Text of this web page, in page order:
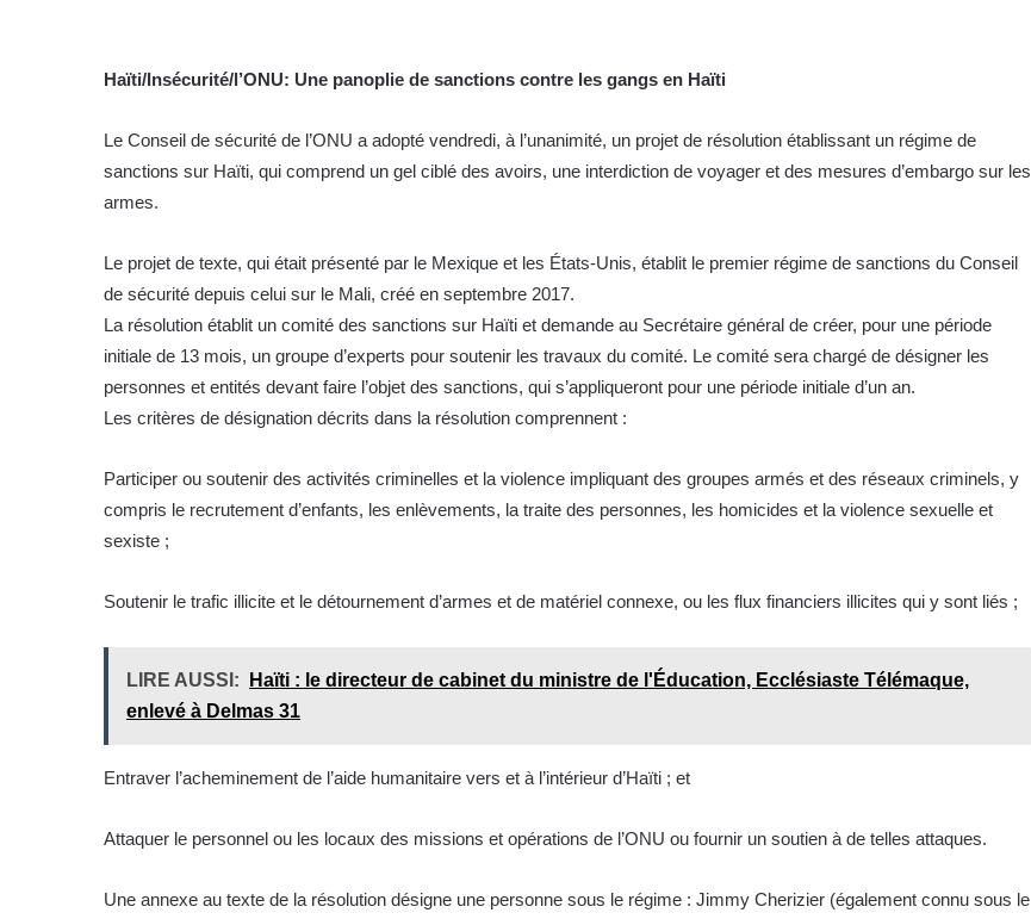
Haïti/Insécurité/l’ONU: Une panoplie de sanctions contre les gangs en Haïti
Le Conseil de sécurité de l’ONU a adopté vendredi, à l’unanimité, un projet de résolution établissant un régime de
sanctions sur Haïti, qui comprend un gel ciblé des avoirs, une interdiction de voyager et des mesures d’embargo sur les
armes.
Le projet de texte, qui était présenté par le Mexique et les États-Unis, établit le premier régime de sanctions du Conseil
de sécurité depuis celui sur le Mali, créé en septembre 2017.
La résolution établit un comité des sanctions sur Haïti et demande au Secrétaire général de créer, pour une période
initiale de 13 mois, un groupe d’experts pour soutenir les travaux du comité. Le comité sera chargé de désigner les
personnes et entités devant faire l’objet des sanctions, qui s’appliqueront pour une période initiale d’un an.
Les critères de désignation décrits dans la résolution comprennent :
Participer ou soutenir des activités criminelles et la violence impliquant des groupes armés et des réseaux criminels, y
compris le recrutement d’enfants, les enlèvements, la traite des personnes, les homicides et la violence sexuelle et
sexiste ;
Soutenir le trafic illicite et le détournement d’armes et de matériel connexe, ou les flux financiers illicites qui y sont liés ;
LIRE AUSSI:
Haïti : le directeur de cabinet du ministre de l'Éducation, Ecclésiaste Télémaque,
enlevé à Delmas 31
Entraver l’acheminement de l’aide humanitaire vers et à l’intérieur d’Haïti ; et
Attaquer le personnel ou les locaux des missions et opérations de l’ONU ou fournir un soutien à de telles attaques.
Une annexe au texte de la résolution désigne une personne sous le régime : Jimmy Cherizier (également connu sous le